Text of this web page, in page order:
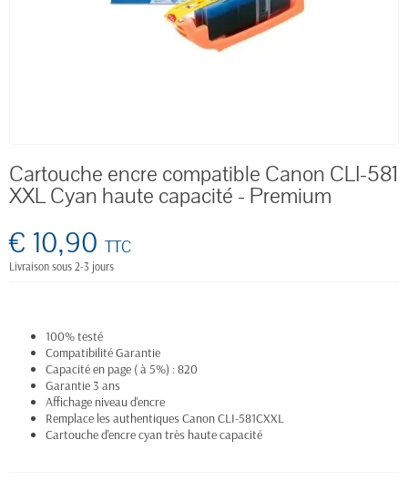
Cartouche encre compatible Canon CLI-581
XXL Cyan haute capacité - Premium
€ 10,90 TTC
Livraison sous 2-3 jours
100% testé
Compatibilité Garantie
Capacité en page ( à 5%) : 820
Garantie 3 ans
Affichage niveau d'encre
Remplace les authentiques Canon CLI-581CXXL
Cartouche d'encre cyan très haute capacité